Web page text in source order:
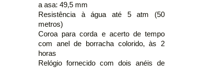
a asa: 49,5 mm
Resistência à água até 5 atm (50
metros)
Coroa para corda e acerto de tempo
com anel de borracha colorido, às 2
horas
Relógio fornecido com dois anéis de